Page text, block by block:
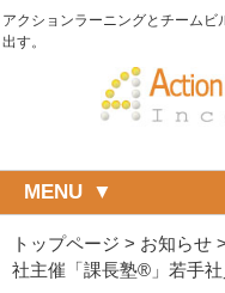
アクションラーニングとチーム
出す。
MENU
トップページ > お知らせ >
社主催「課長塾®」若手